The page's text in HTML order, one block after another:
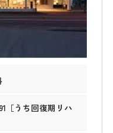
［うち回復期リハ